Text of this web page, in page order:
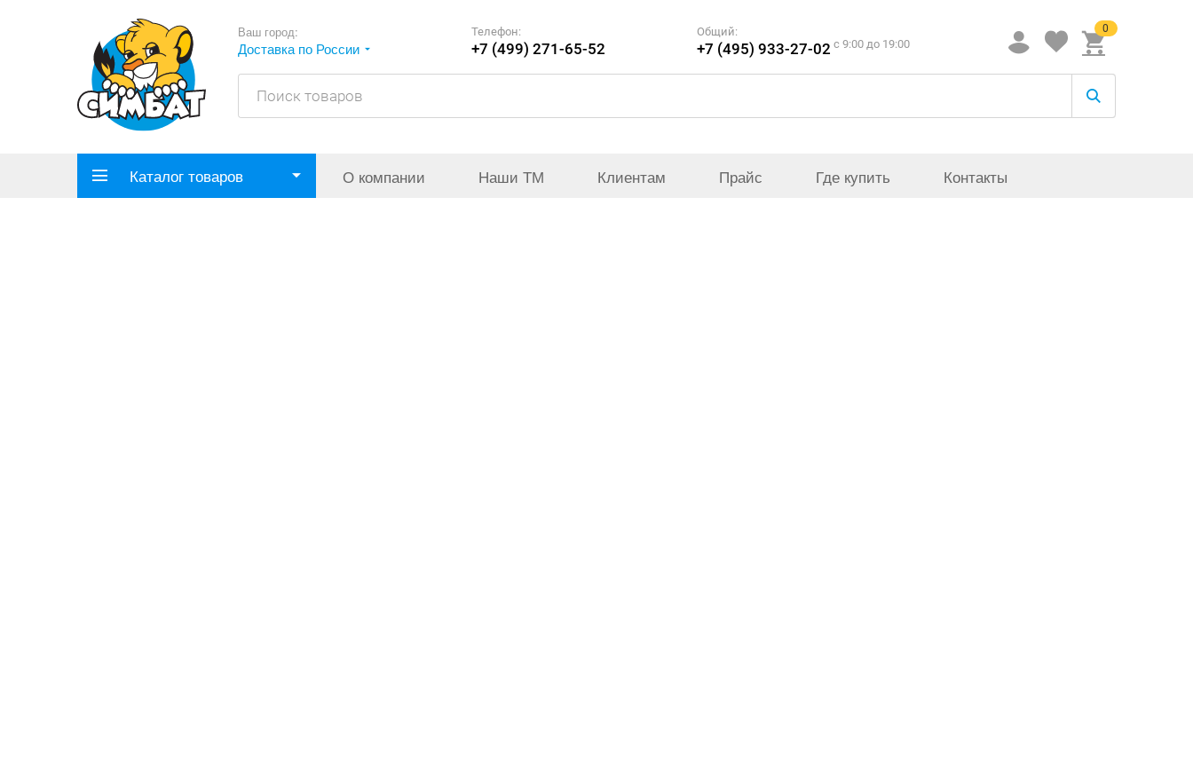
Ваш город:
Доставка по России
Телефон:
+7 (499) 271-65-52
Общий:
+7 (495) 933-27-02 c 9:00 до 19:00
0
Каталог товаров О компании Наши ТМ Клиентам Прайс Где купить Контакты